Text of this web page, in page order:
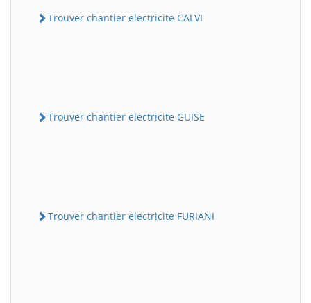
Trouver chantier electricite CALVI
Trouver chantier electricite GUISE
Trouver chantier electricite FURIANI